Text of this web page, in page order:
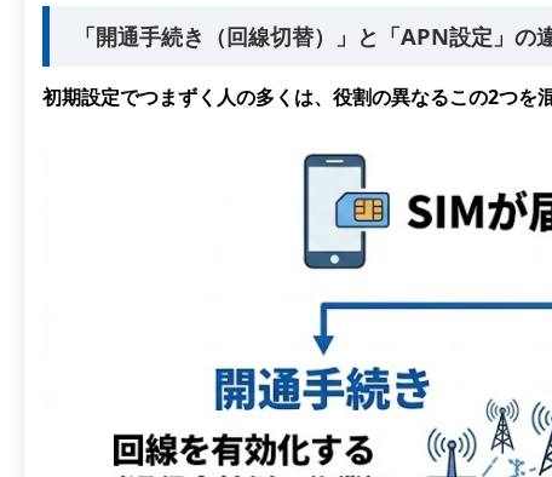
「開通手続き（回線切替）」と「APN設定」の
初期設定でつまずく人の多くは、役割の異なるこの2つを